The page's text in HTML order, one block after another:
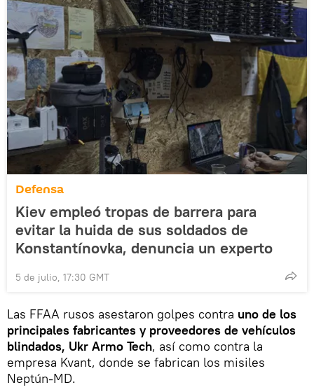
Defensa
Kiev empleó tropas de barrera para
evitar la huida de sus soldados de
Konstantínovka, denuncia un experto
5 de julio, 17:30 GMT
Las FFAA rusos asestaron golpes contra uno de los
principales fabricantes y proveedores de vehículos
blindados, Ukr Armo Tech, así como contra la
empresa Kvant, donde se fabrican los misiles
Neptún-MD.